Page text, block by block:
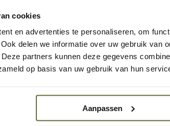
cookies
en advertenties te personaliseren, om
delen we informatie over uw gebruik van
partners kunnen deze gegevens
op basis van uw gebruik van hun
Aanpassen
een nieuwe. De
worden
snel maar ook